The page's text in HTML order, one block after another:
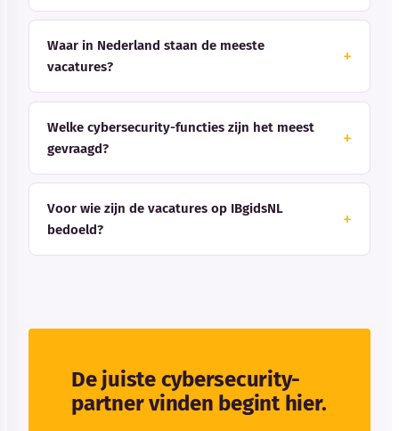
Waar in Nederland staan de meeste
vacatures?
Welke cybersecurity-functies zijn het meest
gevraagd?
Voor wie zijn de vacatures op IBgidsNL
bedoeld?
De juiste cybersecurity-
partner vinden begint hier.